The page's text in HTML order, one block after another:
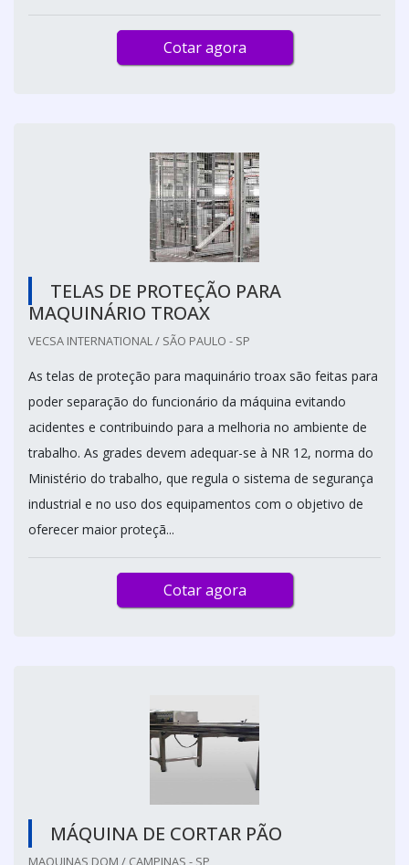
Cotar agora
TELAS DE PROTEÇÃO PARA
MAQUINÁRIO TROAX
VECSA INTERNATIONAL / SÃO PAULO - SP
As telas de proteção para maquinário troax são feitas para
poder separação do funcionário da máquina evitando
acidentes e contribuindo para a melhoria no ambiente de
trabalho. As grades devem adequar-se à NR 12, norma do
Ministério do trabalho, que regula o sistema de segurança
industrial e no uso dos equipamentos com o objetivo de
oferecer maior proteçã...
Cotar agora
MÁQUINA DE CORTAR PÃO
MAQUINAS DOM / CAMPINAS - SP